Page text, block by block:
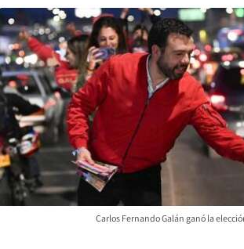
Carlos Fernando Galán ganó la